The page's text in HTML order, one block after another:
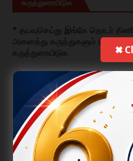
கருத்துரையிடுக
* தயவுசெய்து இங்கே தொடர்
அனைத்து கருத்துகளும்
கருத்துரையிடுக
✖